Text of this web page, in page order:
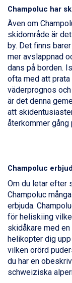
Sauze
Bad
Arabba från
La Thuile
Cervinia
Passo
Sölden från
Saalbach
Bad
Champoluc
Sestriere
Val
St. Anton
Zell am
Livigno från
Canazei
Ponte di
Sauze
Alleghe
Bad
Arabba från
Champoluc har
Även om
skidområde är
by. Det finns
mer avslappnad
dans på borden.
ofta med att
väderprognos
är det denna
att
återkommer gång
Champoluc
Om du letar efter
Champoluc
erbjuda.
för heliskiing
skidåkare med
helikopter dig
vilken orörd
du har en
schweiziska